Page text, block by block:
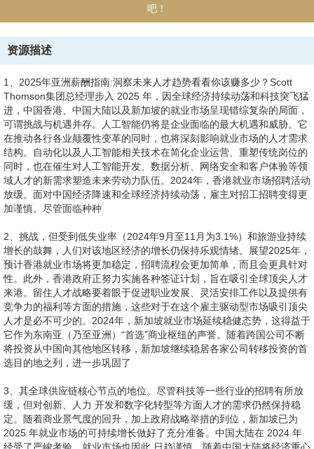
增长的鼓舞，人们对该地区经济的增长仍保持乐观情绪。展望2025年，
预计香港就业市场将更加稳定，招聘流程会更加简单，而且会更具针对
性。此外，香港政府正努力实施各种签证计划，旨在吸引全球顶尖人才
来港。留住人才战略要着眼于促进职业发展、灵活安排工作以及提供有
竞争力的福利等方面的措施，这些对于在这个雇主驱动型市场吸引顶尖
人才是必不可少的。2024年，新加坡就业市场延续稳健态势，这得益于
它作为东南亚（乃至亚洲）“首选”商业枢纽的声誉。随着跨国公司不断
将投资从中国向其他地区转移，新加坡继续稳居各家公司转移投资的首
选目的地之列，进一步巩固了
3、其全球供应链核心节点的地位。尽管科技等一些行业的招聘有所放
缓，但对创新、人力 开发和数字化转型等方面人才的需求仍然保持稳
定。随着商业景气度的回升，加上政府战略举措的到位，新加坡已为
2025 年就业市场的可持续增长做好了充分准备。中国大陆在 2024 年
经受了严峻考验，就业市场也因此 日趋谨慎。随着中国大陆将经济重心
转向发展“实体经济”，越来越多的专业人士开始寻求海外发展机会或探
索新兴行业。国内的中小企业似乎正在崛起，在当前经济中发挥着愈加
重要的作用。此外，企业也在不断拓展东南亚市场，并将部分业务外包
给这些地区，尤其是信息技术、客户服务和制造业等。这一趋势创造了
跨境就业机会，加强了区域协作。人
4、工智能、医疗保健和先进制造等关键领域继续展现增长潜力。虽然
经济复苏的步伐依然缓慢，但 2025 年企业将有机会借助本地人才和区
域合作优化运营，规划未来扩张方向。我们编写的2025 年亚洲薪酬指
南，旨在帮助您了解 当前就业市场状况，聚焦关键的趋势，掌握今年的
薪资 变化范围。银行、金融和会计 信息技术 销售和市场营销行业 人力
资源、行政管理和业务支持 生命科学与医疗保健 采购、供应链及制造
业 建筑、房地产和工程 临时工和合同工我们希望本指南能为您提供关
于就业市场和薪资 趋势的宝贵见解。我们的团队将为您迈向 2025 年
的旅程提供支持，欢迎您提出任何问题或反馈意见！欢迎参阅连智领域
Links编制的